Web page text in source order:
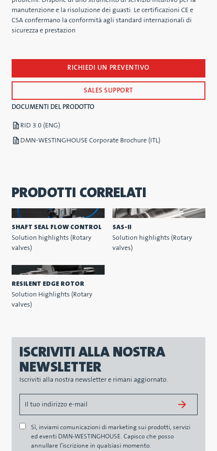
manutenzione e la risoluzione dei guasti. Le certificazioni CE e
CSA confermano la conformità agli standard internazionali di
sicurezza e prestazion
RICHIEDI UN PREVENTIVO
SALES SUPPORT
DOCUMENTI DEL PRODOTTO
RID 3.0 (ENG)
DMN-WESTINGHOUSE Corporate Brochure (ITL)
PRODOTTI CORRELATI
SHAFT SEAL FLOW CONTROL
Solution highlights (Rotary
valves)
SAS-II
Solution highlights (Rotary
valves)
RESILENT EDGE ROTOR
Solution Highlights (Rotary
valves)
ISCRIVITI ALLA NOSTRA
NEWSLETTER
Iscriviti alla nostra newsletter e rimani aggiornato.
Sì, inviami comunicazioni di marketing sui prodotti, servizi
ed eventi DMN-WESTINGHOUSE. Capisco che posso
annullare l’iscrizione in qualsiasi momento.